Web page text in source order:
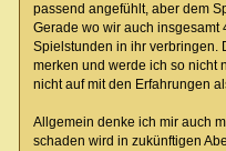
passend angefühlt, aber dem
Gerade wo wir auch insgesamt
Spielstunden in ihr verbringen.
merken und werde ich so nicht
nicht auf mit den Erfahrungen
Allgemein denke ich mir auch
schaden wird in zukünftigen